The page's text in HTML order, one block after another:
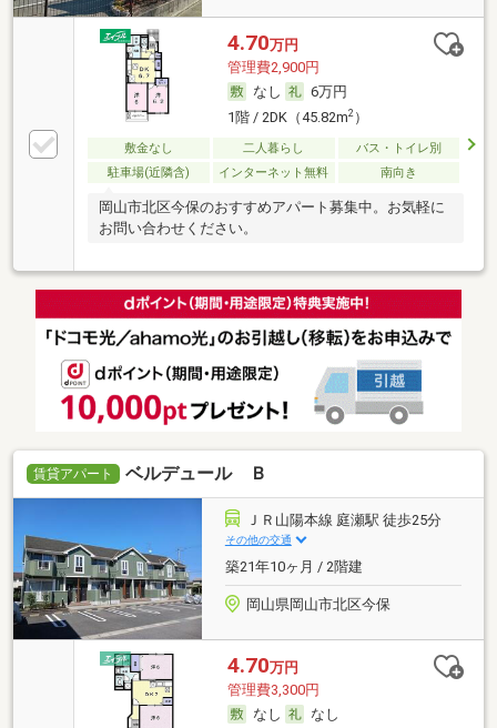
4.70万円
管理費2,900円
なし
6万円
1階 / 2DK（45.82m2）
敷金なし 二人暮らし
バス・トイレ別
駐車場(近隣含)
インターネット無料 南向き
岡山市北区今保のおすすめアパート募集中。お気軽に
お問い合わせください。
賃貸アパート ベルデュール Ｂ
ＪＲ山陽本線 庭瀬駅 徒歩25分
その他の交通
築21年10ヶ月 / 2階建
岡山県岡山市北区今保
4.70万円
管理費3,300円
なし
なし